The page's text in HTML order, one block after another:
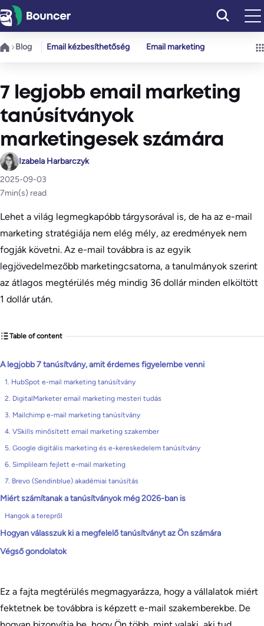
Ugrás
a
tartalomhoz
Blog Email kézbesíthetőség Email marketing
7 legjobb email marketing
tanúsítványok
marketingesek számára
Izabela Harbarczyk
2025-09-03
7min(s) read
Lehet a világ legmegkapóbb tárgysorával is, de ha az e-mail
marketing stratégiája nem elég mély, az eredmények nem
fogják követni. Az e-mail továbbra is az egyik
legjövedelmezőbb marketingcsatorna, a tanulmányok szerint
az átlagos megtérülés még mindig 36 dollár minden elköltött
1 dollár után.
Table of content
A legjobb 7 tanúsítvány, amit érdemes figyelembe venni
1. HubSpot e-mail marketing tanúsítvány
2. DigitalMarketer email marketing mesteri tudás
3. Mailchimp e-mail marketing tanúsítvány
4. VSkills minősített email marketing szakember
5. Google digitális marketing és e-kereskedelem tanúsítvány
6. Simplilearn fejlett e-mail marketing
7. Brevo (Sendinblue) akadémiai tanúsítás
Miért számítanak a tanúsítványok még 2026-ban is
Hangok a terepről
Hogyan válasszuk ki a megfelelő tanúsítványt az Ön számára
Végső gondolatok
Ez a fajta megtérülés megmagyarázza, hogy a vállalatok miért
fektetnek be továbbra is képzett e-mail szakemberekbe. De